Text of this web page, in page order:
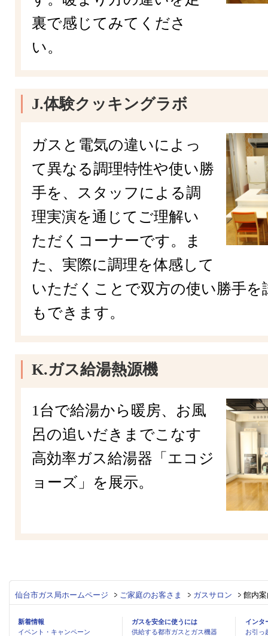
裏で感じてみてくださ
い。
J.体験クッキングラボ
ガスと電気の違いによっ
て異なる調理特性や使い勝
手を、スタッフによる調
理実演を通じてご理解い
ただくコーナーです。ま
た、実際に調理を体感して
いただくことで双方の使い勝手
もできます。
K.ガス給湯熱源機
1台で給湯から暖房、お風
呂の追いだきまでこなす
高効率ガス給湯器「エコジ
ョーズ」を展示。
仙台市ガス局ホームページ ご家庭のお客さま ガスサロン 館内
新着情報
イベント・キャンペーン
ガスを安全に使うには
供給する都市ガスとガス機器
インタ
お引っ